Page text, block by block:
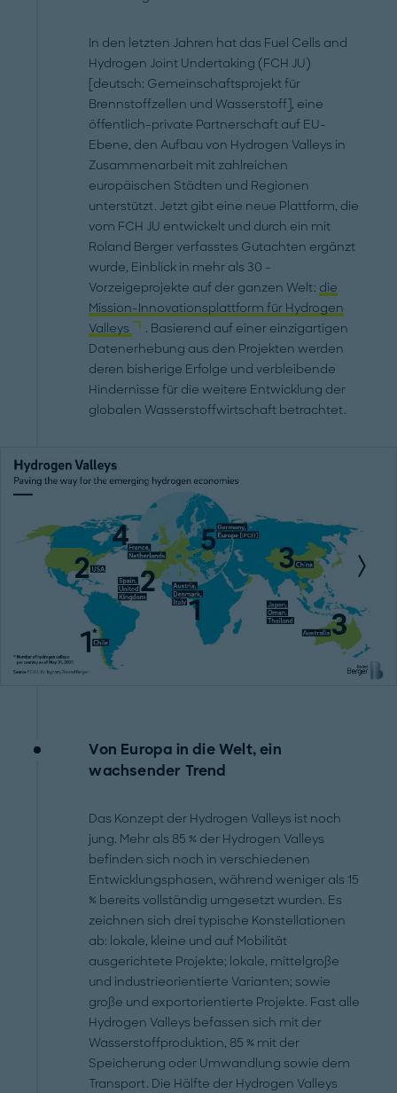
In den letzten Jahren hat das Fuel Cells and
Hydrogen Joint Undertaking (FCH JU)
[deutsch: Gemeinschaftsprojekt für
Brennstoffzellen und Wasserstoff], eine
öffentlich-private Partnerschaft auf EU-
Ebene, den Aufbau von Hydrogen Valleys in
Zusammenarbeit mit zahlreichen
europäischen Städten und Regionen
unterstützt. Jetzt gibt eine neue Plattform, die
vom FCH JU entwickelt und durch ein mit
Roland Berger verfasstes Gutachten ergänzt
wurde, Einblick in mehr als 30 -
Vorzeigeprojekte auf der ganzen Welt: die
Mission-Innovationsplattform für Hydrogen
Valleys
. Basierend auf einer einzigartigen
Datenerhebung aus den Projekten werden
deren bisherige Erfolge und verbleibende
Hindernisse für die weitere Entwicklung der
globalen Wasserstoffwirtschaft betrachtet.
Von Europa in die Welt, ein
wachsender Trend
Das Konzept der Hydrogen Valleys ist noch
jung. Mehr als 85 % der Hydrogen Valleys
befinden sich noch in verschiedenen
Entwicklungsphasen, während weniger als 15
% bereits vollständig umgesetzt wurden. Es
zeichnen sich drei typische Konstellationen
ab: lokale, kleine und auf Mobilität
ausgerichtete Projekte; lokale, mittelgroße
und industrieorientierte Varianten; sowie
große und exportorientierte Projekte. Fast alle
Hydrogen Valleys befassen sich mit der
Wasserstoffproduktion, 85 % mit der
Speicherung oder Umwandlung sowie dem
Transport. Die Hälfte der Hydrogen Valleys